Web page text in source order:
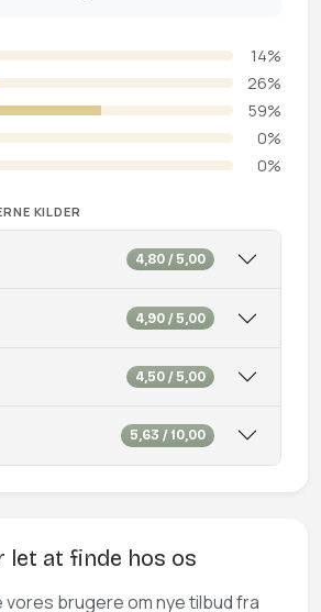
14%
26%
59%
0%
0%
KILDER
4,80 / 5,00
4,90 / 5,00
4,50 / 5,00
5,63 / 10,00
let at finde hos os
vores brugere om nye tilbud fra